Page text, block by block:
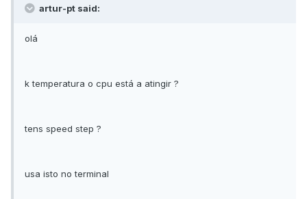
artur-pt said:
olá
k temperatura o cpu está a atingir ?
tens speed step ?
usa isto no terminal